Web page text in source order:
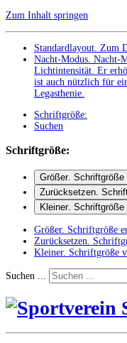
Zum Inhalt springen
Standardlayout. Zum
Nacht-Modus. Nacht-
Lichtintensität. Er
ist auch nützlich für
Legasthenie.
Schriftgröße:
Suchen
Schriftgröße:
Größer. Schriftgröße
Zurücksetzen .
Kleiner. Schriftgröße
Größer. Schriftgröße
Zurücksetzen .
Kleiner. Schriftgröße
Suchen ...